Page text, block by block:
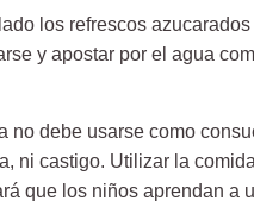
los refrescos azucarados
y apostar por el agua
no debe usarse como
ni castigo. Utilizar la
que los niños aprendan a